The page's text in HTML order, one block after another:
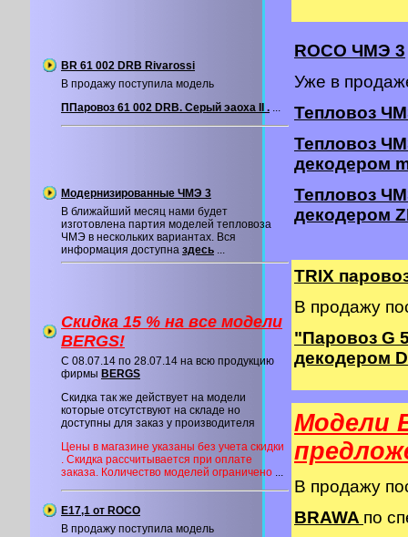
BR 61 002 DRB Rivarossi
В продажу поступила модель
ППаровоз 61 002 DRB. Серый эаоха II . ...
Модернизированные ЧМЭ 3
В ближайший месяц нами будет
изготовлена партия моделей тепловоза
ЧМЭ в нескольких вариантах. Вся
информация доступна здесь ...
Скидка 15 % на все модели
BERGS!
C 08.07.14 по 28.07.14 на всю продукцию
фирмы BERGS
Скидка так же действует на модели
которые отсутствуют на складе но
доступны для заказ у производителя
Цены в магазине указаны без учета скидки
. Скидка рассчитывается при оплате
заказа. Количество моделей ограничено ...
Е17,1 от ROCO
В продажу поступила модель
ROCO ЧМЭ 3
Уже в
Тепловоз
Тепловоз
декодером
Тепловоз
декодером
TRIX
В продажу
"Паровоз G
декодером
Модели
В продажу
BRAWA по